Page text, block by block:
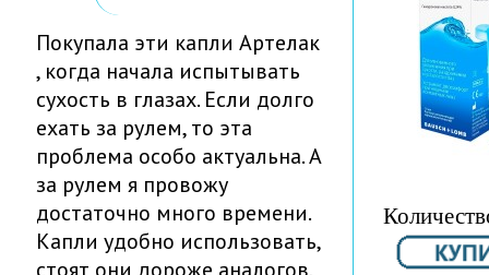
Покупала эти капли Артелак
, когда начала испытывать
сухость в глазах. Если долго
ехать за рулем, то эта
проблема особо актуальна. А
за рулем я провожу
достаточно много времени.
Капли удобно использовать,